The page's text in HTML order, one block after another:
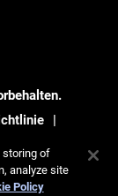
storing of
analyze site
Policy